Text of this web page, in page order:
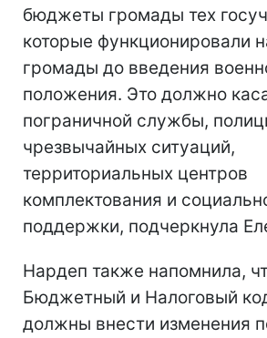
бюджеты громады тех
которые функционировали
громады до введения
положения. Это должно
пограничной службы,
чрезвычайных ситуаций,
территориальных центров
комплектования и
поддержки, подчеркнула
Нардеп также напомнила,
Бюджетный и Налоговый
должны внести изменения